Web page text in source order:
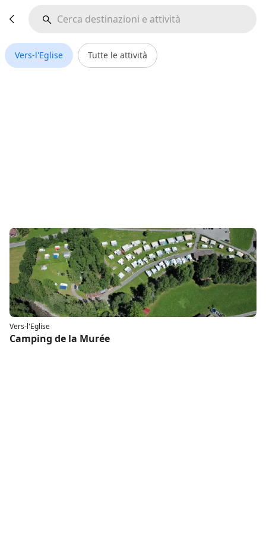
Vers-l'Eglise Tutte le attività
Vers-l'Eglise
Camping de la Murée